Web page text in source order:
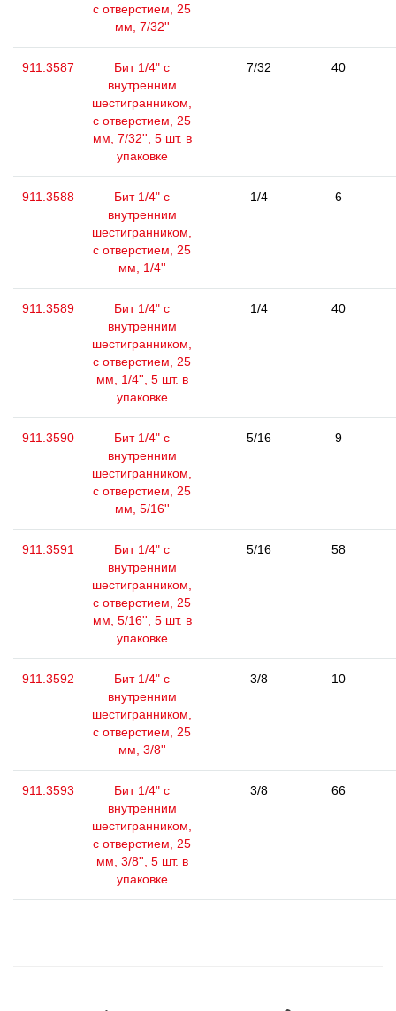
с отверстием, 25
мм, 7/32''
911.3587
Бит 1/4" с
внутренним
шестигранником,
с отверстием, 25
мм, 7/32'', 5 шт. в
упаковке
7/32 40
911.3588
Бит 1/4" с
внутренним
шестигранником,
с отверстием, 25
мм, 1/4''
1/4 6
911.3589
Бит 1/4" с
внутренним
шестигранником,
с отверстием, 25
мм, 1/4'', 5 шт. в
упаковке
1/4 40
911.3590
Бит 1/4" с
внутренним
шестигранником,
с отверстием, 25
мм, 5/16''
5/16 9
911.3591
Бит 1/4" с
внутренним
шестигранником,
с отверстием, 25
мм, 5/16'', 5 шт. в
упаковке
5/16 58
911.3592
Бит 1/4" с
внутренним
шестигранником,
с отверстием, 25
мм, 3/8''
3/8 10
911.3593
Бит 1/4" с
внутренним
шестигранником,
с отверстием, 25
мм, 3/8'', 5 шт. в
упаковке
3/8 66